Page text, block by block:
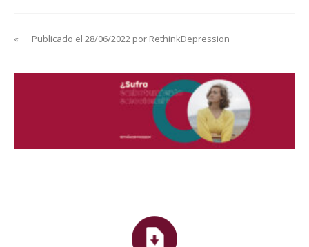
« Publicado el 28/06/2022 por RethinkDepression